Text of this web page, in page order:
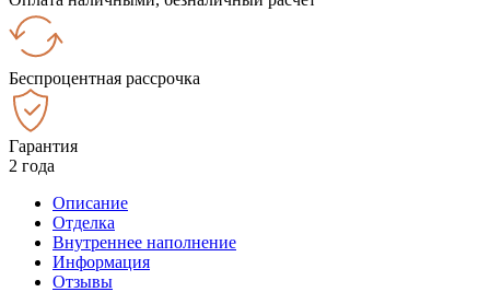
Беспроцентная рассрочка
Гарантия
2 года
Описание
Отделка
Внутреннее наполнение
Информация
Отзывы